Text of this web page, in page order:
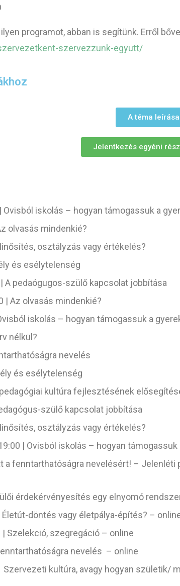
programot, abban is segítünk. Erről
szervezzunk-egyutt/
A téma leírása
Jelentkezés egyéni
iskolás – hogyan támogassuk a
olvasás mindenkié?
osztályzás vagy értékelés?
és esélytelenség
A pedaógugos-szülő kapcsolat jobbítása
| Az olvasás mindenkié?
iskolás – hogyan támogassuk a
nélkül?
nevelés
és esélytelenség
kultúra fejlesztésének
szülő kapcsolat jobbítása
osztályzás vagy értékelés?
| Ovisból iskolás – hogyan támogassuk
a fenntarthatóságra nevelésért! – Jelenléti
érdekérvényesítés egy elnyomó
döntés vagy életpálya-építés? –
Szelekció, szegregáció – online
nevelés – online
kultúra, avagy hogyan születik/